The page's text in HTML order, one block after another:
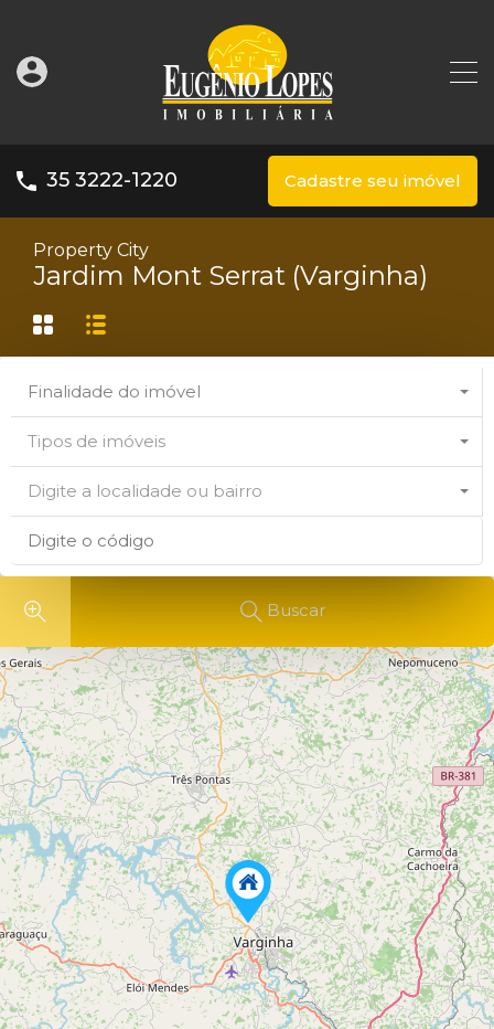
35 3222-1220 Cadastre seu imóvel
Property City
Jardim Mont Serrat (Varginha)
Finalidade do imóvel
Tipos de imóveis
Digite a localidade ou bairro
Buscar